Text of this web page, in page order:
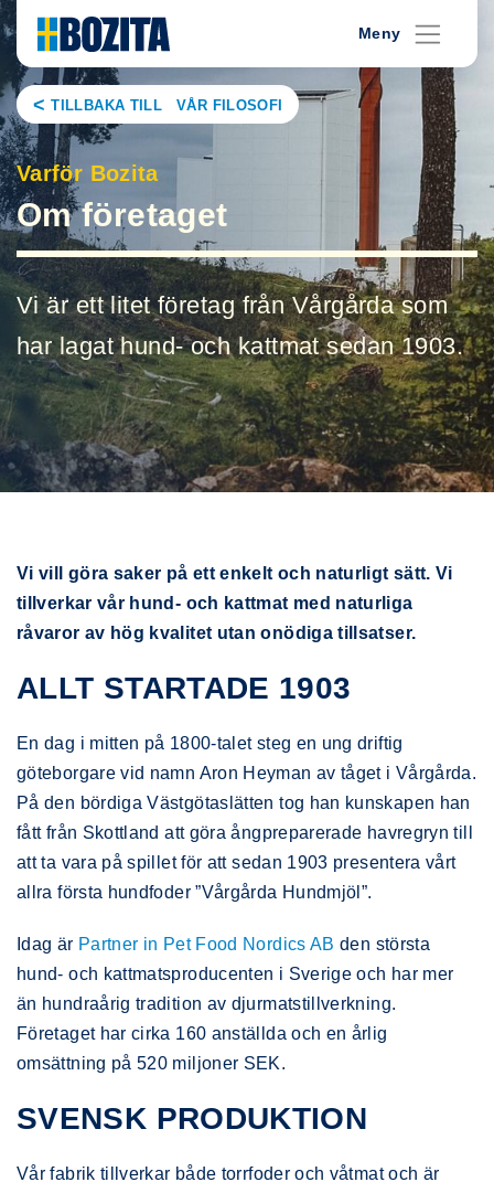
Skip
to
content
Meny
TILLBAKA TILL VÅR FILOSOFI
Varför Bozita
Om företaget
Vi är ett litet företag från Vårgårda som
har lagat hund- och kattmat sedan 1903.
Vi vill göra saker på ett enkelt och naturligt sätt. Vi
tillverkar vår hund- och kattmat med naturliga
råvaror av hög kvalitet utan onödiga tillsatser.
ALLT STARTADE 1903
En dag i mitten på 1800-talet steg en ung driftig
göteborgare vid namn Aron Heyman av tåget i Vårgårda.
På den bördiga Västgötaslätten tog han kunskapen han
fått från Skottland att göra ångpreparerade havregryn till
att ta vara på spillet för att sedan 1903 presentera vårt
allra första hundfoder ”Vårgårda Hundmjöl”.
Idag är Partner in Pet Food Nordics AB den största
hund- och kattmatsproducenten i Sverige och har mer
än hundraårig tradition av djurmatstillverkning.
Företaget har cirka 160 anställda och en årlig
omsättning på 520 miljoner SEK.
SVENSK PRODUKTION
Vår fabrik tillverkar både torrfoder och våtmat och är